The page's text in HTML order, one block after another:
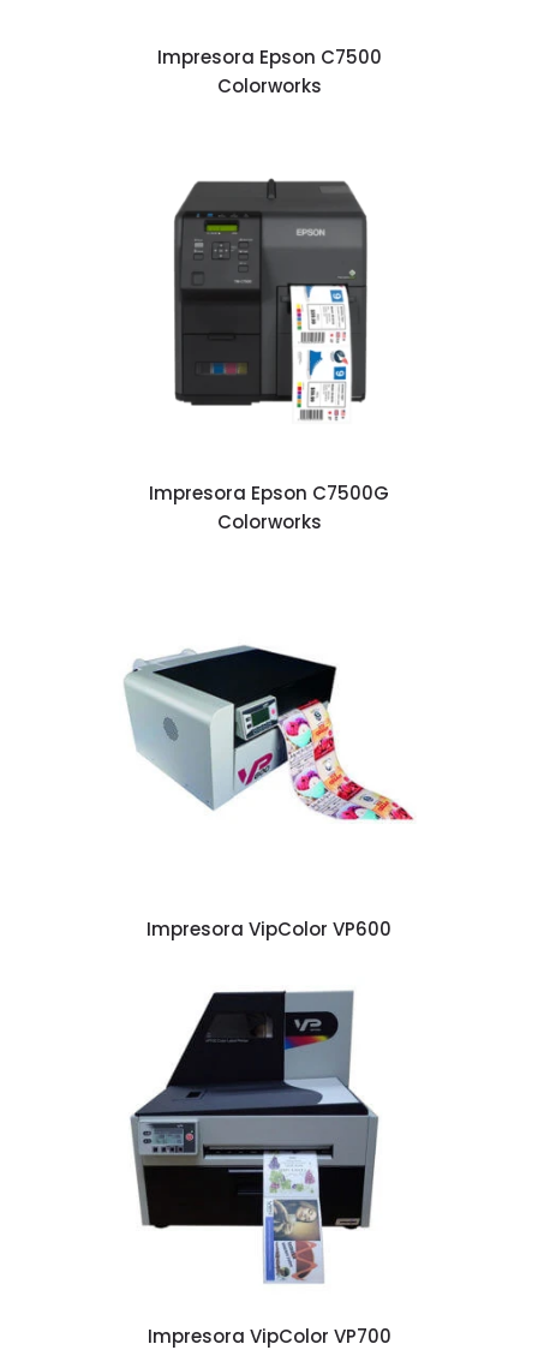
Impresora Epson C7500
Colorworks
Impresora Epson C7500G
Colorworks
Impresora VipColor VP600
Impresora VipColor VP700